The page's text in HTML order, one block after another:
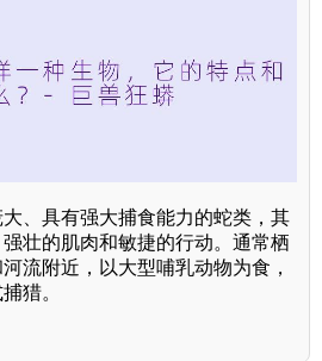
、具有强大捕食能力的蛇类，其
壮的肌肉和敏捷的行动。通常栖
流附近，以大型哺乳动物为食，
猎。